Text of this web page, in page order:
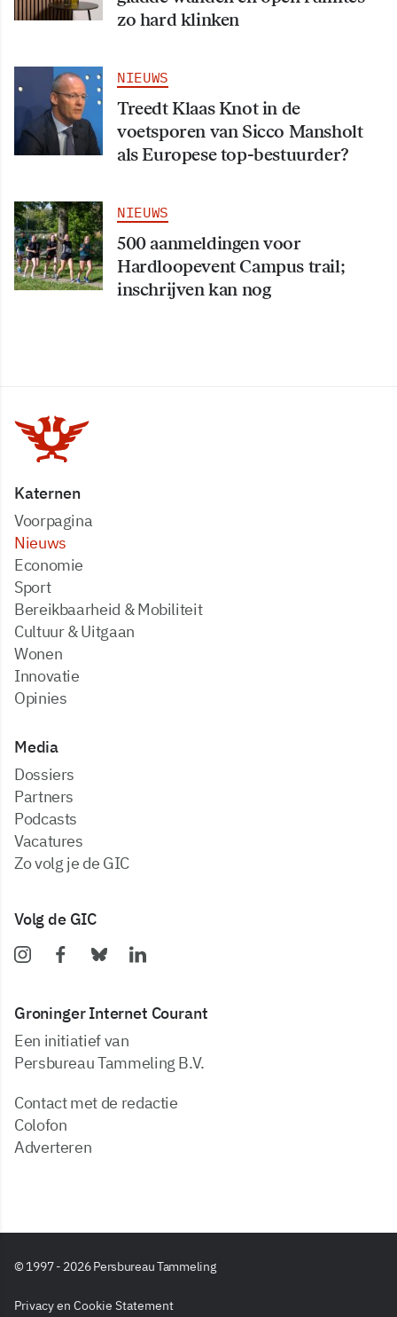
zo hard klinken
NIEUWS
Treedt Klaas Knot in de
voetsporen van Sicco Mansholt
als Europese top-bestuurder?
NIEUWS
500 aanmeldingen voor
Hardloopevent Campus trail;
inschrijven kan nog
Katernen
Voorpagina
Nieuws
Economie
Sport
Bereikbaarheid & Mobiliteit
Cultuur & Uitgaan
Wonen
Innovatie
Opinies
Media
dossiers
partners
podcasts
vacatures
zo volg je de GIC
Volg de GIC
Groninger Internet Courant
Een initiatief van
Persbureau Tammeling B.V.
Contact met de redactie
Colofon
Adverteren
© 1997 - 2026 Persbureau Tammeling
Privacy en Cookie Statement